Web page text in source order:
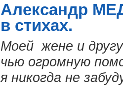
Александр
в стихах.
Моей жене и
чью огромную
я никогда не